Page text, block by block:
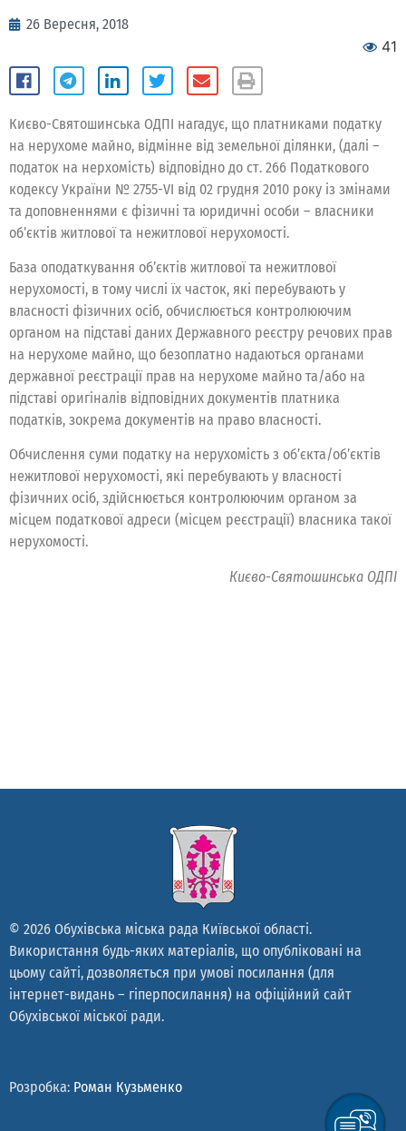
26 Вересня, 2018
41
Києво-Святошинська ОДПІ нагадує, що платниками податку
на нерухоме майно, відмінне від земельної ділянки, (далі –
податок на нерхомість) відповідно до ст. 266 Податкового
кодексу України № 2755-VI від 02 грудня 2010 року із змінами
та доповненнями є фізичні та юридичні особи – власники
об’єктів житлової та нежитлової нерухомості.
База оподаткування об’єктів житлової та нежитлової
нерухомості, в тому числі їх часток, які перебувають у
власності фізичних осіб, обчислюється контролюючим
органом на підставі даних Державного реєстру речових прав
на нерухоме майно, що безоплатно надаються органами
державної реєстрації прав на нерухоме майно та/або на
підставі оригіналів відповідних документів платника
податків, зокрема документів на право власності.
Обчислення суми податку на нерухомість з об’єкта/об’єктів
нежитлової нерухомості, які перебувають у власності
фізичних осіб, здійснюється контролюючим органом за
місцем податкової адреси (місцем реєстрації) власника такої
нерухомості.
Києво-Святошинська ОДПІ
© 2026 Обухівська міська рада Київської області.
Використання будь-яких матеріалів, що опубліковані на
цьому сайті, дозволяється при умові посилання (для
інтернет-видань – гіперпосилання) на офіційний сайт
Обухівської міської ради.
Розробка: Роман Кузьменко